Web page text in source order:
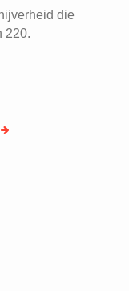
die
220.